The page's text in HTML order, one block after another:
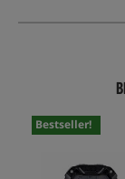
Bestseller!